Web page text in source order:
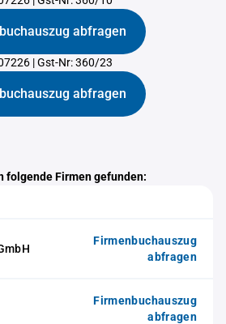
abfragen
|Gst-Nr: 360/23
abfragen
folgende Firmen gefunden:
Firmenbuchauszug
abfragen
Firmenbuchauszug
abfragen